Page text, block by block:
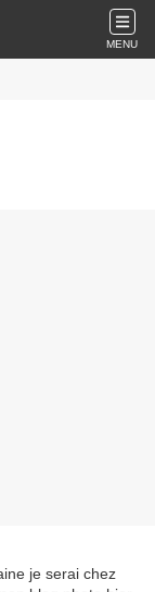
MENU
je serai chez